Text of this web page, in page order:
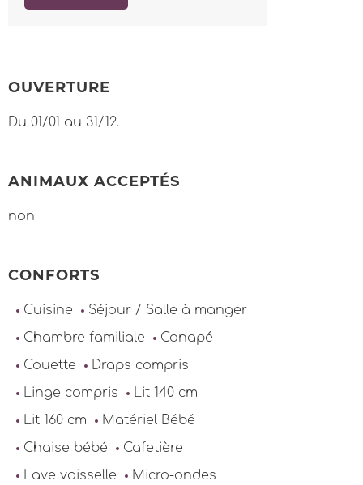
OUVERTURE
Du 01/01 au 31/12.
ANIMAUX ACCEPTÉS
non
CONFORTS
Cuisine
Séjour / Salle à manger
Chambre familiale
Canapé
Couette
Draps compris
Linge compris
Lit 140 cm
Lit 160 cm
Matériel Bébé
Chaise bébé
Cafetière
Lave vaisselle
Micro-ondes